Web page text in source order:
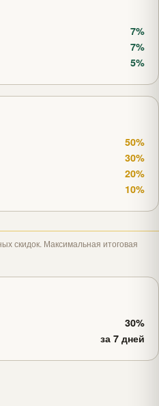
7%
7%
5%
50%
30%
20%
10%
скидок. Максимальная итоговая
30%
за 7 дней